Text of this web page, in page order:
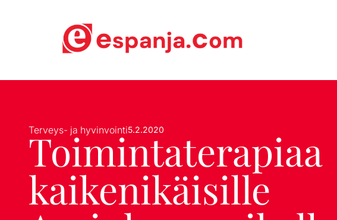
Terveys- ja hyvinvointi5.2.2020
Toimintaterapiaa
kaikenikäisille